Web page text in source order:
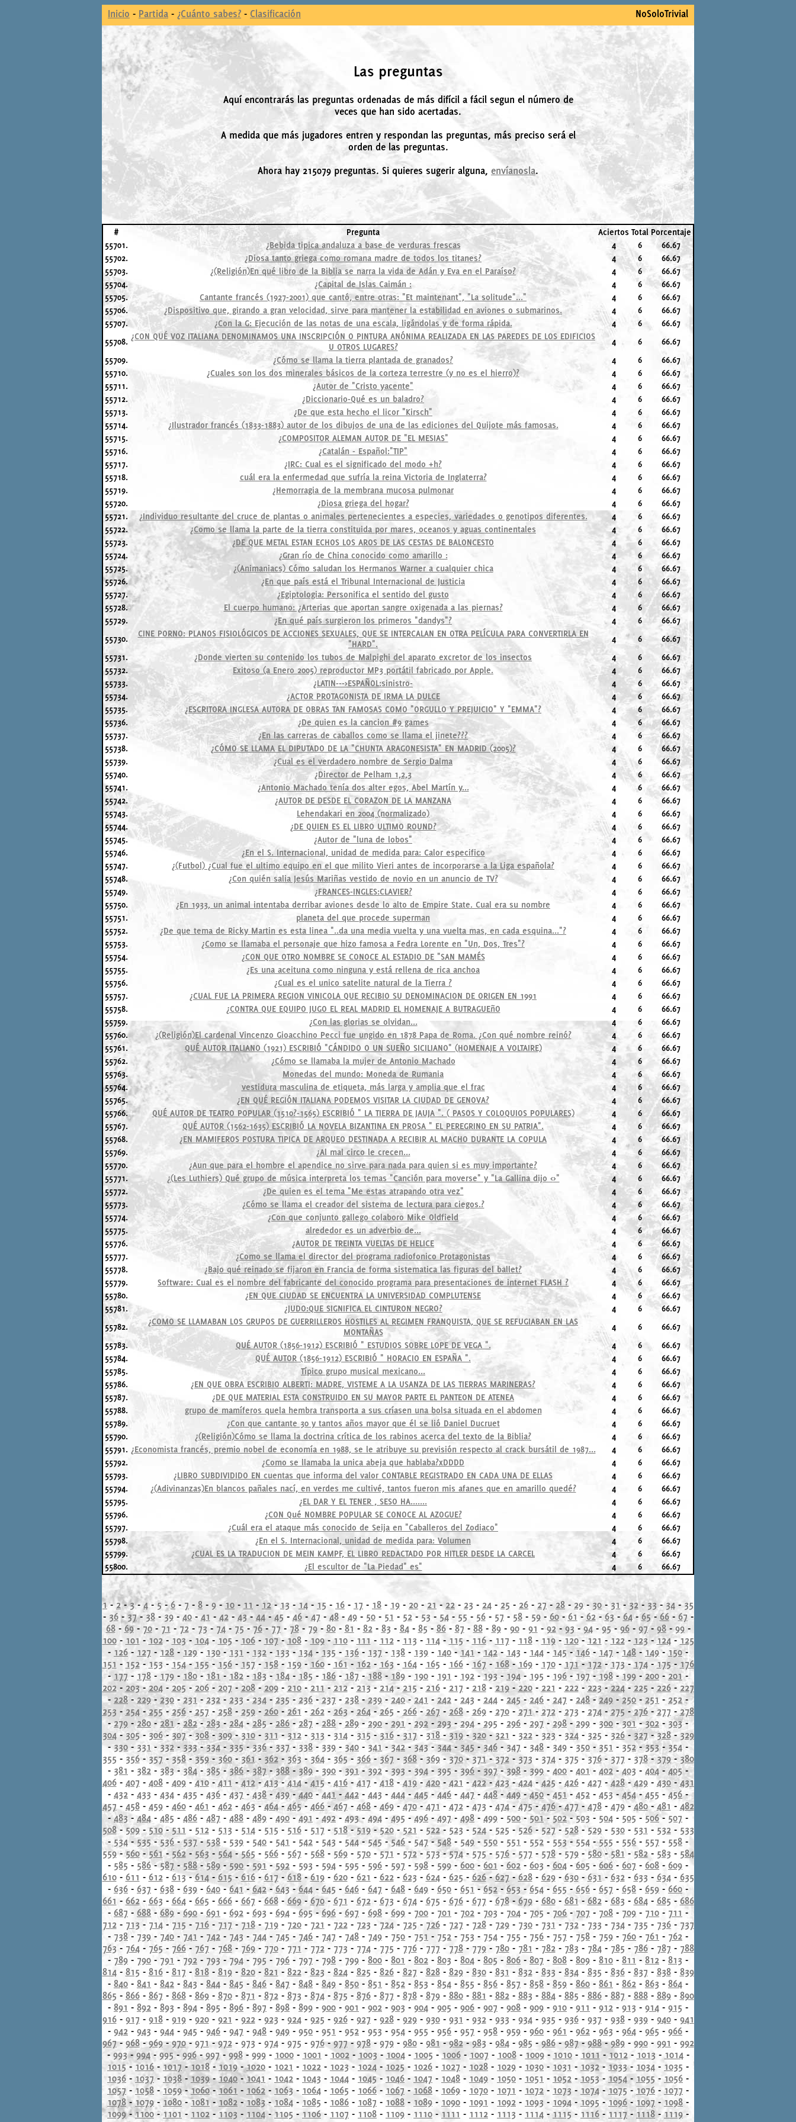
Inicio - Partida - ¿Cuánto sabes? - Clasificación NoSoloTrivial
Las preguntas
Aquí encontrarás las preguntas ordenadas de más difícil a fácil segun el número de
veces que han sido acertadas.
A medida que más jugadores entren y respondan las preguntas, más preciso será el
orden de las preguntas.
Ahora hay 215079 preguntas. Si quieres sugerir alguna, envíanosla.
# Pregunta Aciertos Total Porcentaje
55701.
¿Bebida tipica andaluza a base de verduras frescas 4 6
66.67
55702.
¿Diosa tanto griega como romana madre de todos los titanes? 4 6
66.67
55703.
¿(Religión)En qué libro de la Biblia se narra la vida de Adán y Eva en el Paraíso? 4 6
66.67
55704.
¿Capital de Islas Caimán : 4 6
66.67
55705.
Cantante francés (1927-2001) que cantó, entre otras: "Et maintenant", "La solitude"..." 4 6
66.67
55706.
¿Dispositivo que, girando a gran velocidad, sirve para mantener la estabilidad en aviones o submarinos. 4 6
66.67
55707.
¿Con la G: Ejecución de las notas de una escala, ligándolas y de forma rápida. 4 6
66.67
55708. ¿CON QUÉ VOZ ITALIANA DENOMINAMOS UNA INSCRIPCIÓN O PINTURA ANÓNIMA REALIZADA EN LAS PAREDES DE LOS EDIFICIOS
U OTROS LUGARES?
4 6
66.67
55709.
¿Cómo se llama la tierra plantada de granados? 4 6
66.67
55710.
¿Cuales son los dos minerales básicos de la corteza terrestre (y no es el hierro)? 4 6
66.67
55711.
¿Autor de "Cristo yacente" 4 6
66.67
55712.
¿Diccionario-Qué es un baladro? 4 6
66.67
55713.
¿De que esta hecho el licor "Kirsch" 4 6
66.67
55714.
¿Ilustrador francés (1833-1883) autor de los dibujos de una de las ediciones del Quijote más famosas. 4 6
66.67
55715.
¿COMPOSITOR ALEMAN AUTOR DE "EL MESIAS" 4 6
66.67
55716.
¿Catalán - Español:"TIP" 4 6
66.67
55717.
¿IRC: Cual es el significado del modo +h? 4 6
66.67
55718.
cuál era la enfermedad que sufría la reina Victoria de Inglaterra? 4 6
66.67
55719.
¿Hemorragia de la membrana mucosa pulmonar 4 6
66.67
55720.
¿Diosa griega del hogar? 4 6
66.67
55721.
¿Individuo resultante del cruce de plantas o animales pertenecientes a especies, variedades o genotipos diferentes. 4 6
66.67
55722.
¿Como se llama la parte de la tierra constituida por mares, oceanos y aguas continentales 4 6
66.67
55723.
¿DE QUE METAL ESTAN ECHOS LOS AROS DE LAS CESTAS DE BALONCESTO 4 6
66.67
55724.
¿Gran río de China conocido como amarillo : 4 6
66.67
55725.
¿(Animaniacs) Cómo saludan los Hermanos Warner a cualquier chica 4 6
66.67
55726.
¿En que país está el Tribunal Internacional de Justicia 4 6
66.67
55727.
¿Egiptologia: Personifica el sentido del gusto 4 6
66.67
55728.
El cuerpo humano: ¿Arterias que aportan sangre oxigenada a las piernas? 4 6
66.67
55729.
¿En qué país surgieron los primeros "dandys"? 4 6
66.67
55730.
CINE PORNO: PLANOS FISIOLÓGICOS DE ACCIONES SEXUALES, QUE SE INTERCALAN EN OTRA PELÍCULA PARA CONVERTIRLA EN
"HARD".
4 6
66.67
55731.
¿Donde vierten su contenido los tubos de Malpighi del aparato excretor de los insectos 4 6
66.67
55732.
Exitoso (a Enero 2005) reproductor MP3 portátil fabricado por Apple. 4 6
66.67
55733.
¿LATIN--->ESPAÑOL:sinistro- 4 6
66.67
55734.
¿ACTOR PROTAGONISTA DE IRMA LA DULCE 4 6
66.67
55735.
¿ESCRITORA INGLESA AUTORA DE OBRAS TAN FAMOSAS COMO "ORGULLO Y PREJUICIO" Y "EMMA"? 4 6
66.67
55736.
¿De quien es la cancion #9 games 4 6
66.67
55737.
¿En las carreras de caballos como se llama el jinete??? 4 6
66.67
55738.
¿CÓMO SE LLAMA EL DIPUTADO DE LA "CHUNTA ARAGONESISTA" EN MADRID (2005)? 4 6
66.67
55739.
¿Cual es el verdadero nombre de Sergio Dalma 4 6
66.67
55740.
¿Director de Pelham 1,2,3 4 6
66.67
55741.
¿Antonio Machado tenía dos alter egos, Abel Martín y... 4 6
66.67
55742.
¿AUTOR DE DESDE EL CORAZON DE LA MANZANA 4 6
66.67
55743.
Lehendakari en 2004 (normalizado) 4 6
66.67
55744.
¿DE QUIEN ES EL LIBRO ULTIMO ROUND? 4 6
66.67
55745.
¿Autor de "luna de lobos" 4 6
66.67
55746.
¿En el S. Internacional, unidad de medida para: Calor especifico 4 6
66.67
55747.
¿(Futbol) ¿Cual fue el ultimo equipo en el que milito Vieri antes de incorporarse a la Liga española? 4 6
66.67
55748.
¿Con quién salia Jesús Mariñas vestido de novio en un anuncio de TV? 4 6
66.67
55749.
¿FRANCES-INGLES:CLAVIER? 4 6
66.67
55750.
¿En 1933, un animal intentaba derribar aviones desde lo alto de Empire State. Cual era su nombre 4 6
66.67
55751.
planeta del que procede superman 4 6
66.67
55752.
¿De que tema de Ricky Martin es esta linea "..da una media vuelta y una vuelta mas, en cada esquina..."? 4 6
66.67
55753.
¿Como se llamaba el personaje que hizo famosa a Fedra Lorente en "Un, Dos, Tres"? 4 6
66.67
55754.
¿CON QUE OTRO NOMBRE SE CONOCE AL ESTADIO DE "SAN MAMÉS 4 6
66.67
55755.
¿Es una aceituna como ninguna y está rellena de rica anchoa 4 6
66.67
55756.
¿Cual es el unico satelite natural de la Tierra ? 4 6
66.67
55757.
¿CUAL FUE LA PRIMERA REGION VINICOLA QUE RECIBIO SU DENOMINACION DE ORIGEN EN 1991 4 6
66.67
55758.
¿CONTRA QUE EQUIPO JUGO EL REAL MADRID EL HOMENAJE A BUTRAGUEñO 4 6
66.67
55759.
¿Con las glorias se olvidan... 4 6
66.67
55760.
¿(Religión)El cardenal Vincenzo Gioacchino Pecci fue ungido en 1878 Papa de Roma. ¿Con qué nombre reinó? 4 6
66.67
55761.
QUÉ AUTOR ITALIANO (1921) ESCRIBIÓ "CÁNDIDO O UN SUEÑO SICILIANO" (HOMENAJE A VOLTAIRE) 4 6
66.67
55762.
¿Cómo se llamaba la mujer de Antonio Machado 4 6
66.67
55763.
Monedas del mundo: Moneda de Rumania 4 6
66.67
55764.
vestidura masculina de etiqueta, más larga y amplia que el frac 4 6
66.67
55765.
¿EN QUÉ REGIÓN ITALIANA PODEMOS VISITAR LA CIUDAD DE GENOVA? 4 6
66.67
55766.
QUÉ AUTOR DE TEATRO POPULAR (1510?-1565) ESCRIBIÓ " LA TIERRA DE JAUJA ". ( PASOS Y COLOQUIOS POPULARES) 4 6
66.67
55767.
QUÉ AUTOR (1562-1635) ESCRIBIÓ LA NOVELA BIZANTINA EN PROSA " EL PEREGRINO EN SU PATRIA". 4 6
66.67
55768.
¿EN MAMIFEROS POSTURA TIPICA DE ARQUEO DESTINADA A RECIBIR AL MACHO DURANTE LA COPULA 4 6
66.67
55769.
¿Al mal circo le crecen... 4 6
66.67
55770.
¿Aun que para el hombre el apendice no sirve para nada para quien si es muy importante? 4 6
66.67
55771.
¿(Les Luthiers) Qué grupo de música interpreta los temas "Canción para moverse" y "La Gallina dijo <>" 4 6
66.67
55772.
¿De quien es el tema "Me estas atrapando otra vez" 4 6
66.67
55773.
¿Cómo se llama el creador del sistema de lectura para ciegos.? 4 6
66.67
55774.
¿Con que conjunto gallego colaboro Mike Oldfield 4 6
66.67
55775.
alrededor es un adverbio de... 4 6
66.67
55776.
¿AUTOR DE TREINTA VUELTAS DE HELICE 4 6
66.67
55777.
¿Como se llama el director del programa radiofonico Protagonistas 4 6
66.67
55778.
¿Bajo qué reinado se fijaron en Francia de forma sistematica las figuras del ballet? 4 6
66.67
55779.
Software: Cual es el nombre del fabricante del conocido programa para presentaciones de internet FLASH ? 4 6
66.67
55780.
¿EN QUE CIUDAD SE ENCUENTRA LA UNIVERSIDAD COMPLUTENSE 4 6
66.67
55781.
¿JUDO:QUE SIGNIFICA EL CINTURON NEGRO? 4 6
66.67
55782.
¿COMO SE LLAMABAN LOS GRUPOS DE GUERRILLEROS HOSTILES AL REGIMEN FRANQUISTA, QUE SE REFUGIABAN EN LAS
MONTAÑAS
4 6
66.67
55783.
QUÉ AUTOR (1856-1912) ESCRIBIÓ " ESTUDIOS SOBRE LOPE DE VEGA ". 4 6
66.67
55784.
QUÉ AUTOR (1856-1912) ESCRIBIÓ " HORACIO EN ESPAÑA ". 4 6
66.67
55785.
Típico grupo musical mexicano... 4 6
66.67
55786.
¿EN QUE OBRA ESCRIBIO ALBERTI: MADRE, VISTEME A LA USANZA DE LAS TIERRAS MARINERAS? 4 6
66.67
55787.
¿DE QUE MATERIAL ESTA CONSTRUIDO EN SU MAYOR PARTE EL PANTEON DE ATENEA 4 6
66.67
55788.
grupo de mamíferos quela hembra transporta a sus críasen una bolsa situada en el abdomen 4 6
66.67
55789.
¿Con que cantante 30 y tantos años mayor que él se lió Daniel Ducruet 4 6
66.67
55790.
¿(Religión)Cómo se llama la doctrina crítica de los rabinos acerca del texto de la Biblia? 4 6
66.67
55791. ¿Economista francés, premio nobel de economía en 1988, se le atribuye su previsión respecto al crack bursátil de 1987... 4 6
66.67
55792.
¿Como se llamaba la unica abeja que hablaba?xDDDD 4 6
66.67
55793.
¿LIBRO SUBDIVIDIDO EN cuentas que informa del valor CONTABLE REGISTRADO EN CADA UNA DE ELLAS 4 6
66.67
55794.
¿(Adivinanzas)En blancos pañales nací, en verdes me cultivé, tantos fueron mis afanes que en amarillo quedé? 4 6
66.67
55795.
¿EL DAR Y EL TENER , SESO HA....... 4 6
66.67
55796.
¿CON Qué NOMBRE POPULAR SE CONOCE AL AZOGUE? 4 6
66.67
55797.
¿Cuál era el ataque más conocido de Seija en "Caballeros del Zodiaco" 4 6
66.67
55798.
¿En el S. Internacional, unidad de medida para: Volumen 4 6
66.67
55799.
¿CUAL ES LA TRADUCION DE MEIN KAMPF, EL LIBRO REDACTADO POR HITLER DESDE LA CARCEL 4 6
66.67
55800.
¿El escultor de "La Piedad" es" 4 6 66.67
1 - 2-3- 4-5-6 - 7 - 8 - 9 -10 - 11 - 12 - 13 - 14 - 15 - 16 - 17 - 18 - 19 - 20 - 21 - 22 - 23 - 24 - 25 - 26 - 27 - 28 - 29 - 30 - 31 - 32 - 33 -34 - 35
- 36- 37-38-39- 40- 41 - 42- 43- 44- 45 - 46- 47 - 48- 49- 50- 51 - 52- 53 - 54- 55 - 56- 57 - 58- 59- 60- 61 - 62- 63 - 64-65-66- 67 -
68- 69- 70- 71 - 72- 73- 74- 75-76-77 - 78- 79- 80- 81 - 82- 83 - 84- 85 - 86- 87 - 88- 89- 90- 91 -92- 93 - 94- 95 -96- 97-98- 99-
100- 101- 102- 103- 104- 105- 106- 107-108- 109-110- 111 - 112- 113 - 114- 115 - 116- 117 - 118- 119- 120- 121 - 122- 123- 124-125
- 126 - 127 - 128 - 129 - 130 -131 - 132 -133- 134 - 135 - 136 - 137 - 138 - 139 - 140 - 141 - 142 - 143 - 144 - 145-146 - 147 - 148 - 149-150-
151 - 152- 153 - 154- 155 - 156- 157 - 158- 159- 160- 161- 162- 163 - 164- 165 - 166- 167 - 168- 169- 170- 171-172- 173- 174- 175 - 176
- 177 - 178 - 179 - 180 - 181 - 182 - 183 - 184 - 185 - 186 - 187 -188 - 189 - 190 - 191 - 192 -193 - 194 - 195 - 196 -197 -198- 199 - 200 - 201-
202 - 203-204- 205 - 206- 207 - 208- 209-210- 211 - 212- 213 - 214- 215 - 216- 217 - 218- 219-220- 221 - 222- 223-224- 225 - 226- 227
- 228- 229- 230- 231 - 232 - 233 -234 -235 - 236 - 237 - 238 -239 - 240- 241 - 242 - 243 - 244 - 245- 246 - 247 - 248 -249 -250 - 251 - 252 -
253 - 254-255- 256- 257 - 258- 259- 260- 261 - 262- 263 - 264- 265 - 266- 267 - 268- 269- 270- 271- 272- 273 - 274- 275 - 276-277 - 278
-279 -280 - 281 - 282-283 - 284 - 285- 286- 287 - 288 - 289 - 290 - 291 - 292 - 293 - 294 - 295 - 296 - 297 - 298 -299 - 300 -301-302 - 303-
304- 305 - 306-307-308- 309- 310- 311 - 312- 313 - 314- 315 - 316-317- 318- 319-320- 321 - 322- 323 - 324- 325 - 326- 327-328- 329
- 330 - 331 -332- 333-334- 335-336- 337- 338 - 339 - 340 - 341 - 342 - 343-344- 345 - 346 - 347 - 348 - 349 - 350 - 351 - 352-353- 354 -
355 - 356-357 -358-359-360-361- 362- 363- 364- 365 - 366- 367 - 368- 369-370-371-372- 373 - 374- 375 - 376- 377 - 378- 379- 380
- 381 - 382 - 383- 384 - 385-386-387 -388- 389 - 390 - 391 -392 - 393 - 394 - 395 -396- 397-398- 399 - 400 - 401 - 402 -403 - 404 - 405 -
406- 407 - 408- 409- 410-411- 412-413-414- 415- 416- 417 - 418- 419- 420- 421 -422-423-424- 425 - 426- 427 - 428-429- 430-431
- 432 - 433 - 434 - 435 - 436 - 437 -438 -439-440 -441- 442 - 443 - 444 -445 - 446 - 447 - 448- 449-450-451 - 452 - 453 - 454-455 - 456 -
457 - 458- 459- 460- 461 - 462- 463 -464-465 - 466-467 - 468- 469-470- 471 - 472- 473 - 474-475-476-477- 478- 479-480- 481 - 482
-483 - 484 - 485 - 486 - 487 - 488 - 489 - 490- 491 - 492 - 493- 494 - 495 - 496 - 497 - 498 - 499 - 500 -501- 502- 503 - 504 - 505 - 506- 507 -
508- 509- 510-511 - 512- 513 - 514- 515 - 516- 517 - 518-519-520- 521 - 522- 523 - 524- 525 - 526- 527- 528- 529- 530- 531 - 532- 533
- 534 -535- 536-537-538 - 539 - 540 - 541 - 542 - 543 - 544- 545 -546 - 547 -548 - 549 - 550 - 551 - 552 - 553- 554 -555 - 556 - 557 - 558 -
559-560- 561 - 562- 563- 564-565 - 566- 567 - 568- 569- 570- 571 - 572-573-574- 575 - 576- 577 - 578- 579- 580-581 - 582- 583 - 584
- 585 - 586-587 - 588-589 - 590-591 -592 - 593 - 594 - 595 - 596 - 597 - 598 - 599 - 600 - 601 - 602 - 603 - 604 - 605 - 606 - 607 - 608 - 609 -
610- 611 - 612- 613-614- 615- 616- 617- 618- 619- 620- 621 - 622- 623 - 624- 625- 626-627 - 628- 629- 630- 631- 632- 633 - 634- 635
- 636 - 637 - 638 - 639 - 640-641 - 642-643-644 - 645 - 646 - 647 - 648 - 649 - 650 - 651 -652 -653 -654 - 655 - 656 - 657 - 658 - 659 - 660 -
661 - 662- 663 - 664- 665 - 666- 667 - 668- 669- 670- 671 - 672- 673 - 674- 675 - 676- 677 - 678- 679- 680- 681 - 682- 683 - 684- 685 - 686
- 687 - 688 - 689 - 690 - 691 - 692 - 693 - 694 - 695 - 696 - 697 - 698 - 699 - 700 - 701 - 702 - 703 - 704 - 705 - 706 -707 - 708 - 709 - 710 - 711 -
712- 713 - 714- 715 - 716- 717 - 718- 719- 720- 721 - 722- 723 - 724- 725 - 726- 727 - 728- 729- 730- 731 - 732- 733 - 734- 735 - 736- 737
- 738 - 739 - 740 - 741 - 742 - 743 - 744 - 745 - 746 - 747 - 748 - 749 - 750 - 751 - 752 - 753 - 754 - 755 - 756 - 757 - 758 - 759 - 760 - 761 - 762 -
763 - 764- 765 - 766- 767 - 768- 769- 770- 771 - 772- 773 - 774- 775 - 776- 777 - 778- 779- 780- 781 - 782- 783 - 784- 785 - 786- 787 - 788
- 789 - 790 - 791 - 792 - 793 - 794 - 795 - 796 - 797 - 798 - 799 - 800 - 801 - 802 - 803 - 804 - 805 - 806 - 807 - 808 - 809 - 810 - 811 - 812 - 813 -
814- 815 - 816- 817 - 818- 819- 820- 821 - 822- 823 - 824- 825 - 826- 827 - 828- 829- 830- 831 - 832- 833 - 834- 835 - 836- 837 - 838- 839
- 840 - 841 - 842 - 843 - 844 - 845 - 846 - 847 - 848 - 849 - 850 - 851 - 852 - 853 - 854 - 855 - 856 - 857 - 858 - 859 - 860 - 861 - 862 - 863 - 864 -
865 - 866- 867 - 868- 869- 870- 871 - 872- 873 - 874- 875 - 876- 877 - 878- 879- 880- 881 - 882- 883 - 884- 885 - 886- 887 - 888- 889- 890
- 891 - 892 - 893 - 894 - 895 - 896 - 897 - 898 - 899 - 900 - 901 - 902 - 903 - 904 - 905 - 906 - 907 - 908 - 909 - 910 - 911 - 912 - 913 - 914 - 915 -
916- 917 - 918- 919- 920- 921 - 922- 923 - 924- 925 - 926- 927 - 928- 929- 930- 931 - 932- 933 - 934- 935 - 936- 937 - 938- 939- 940- 941
- 942 - 943 - 944 - 945 - 946 - 947 - 948 - 949 - 950 - 951 - 952 - 953 - 954 - 955 - 956 - 957 - 958 - 959 - 960 - 961 - 962 - 963 - 964 - 965 - 966 -
967- 968-969-970- 971-972- 973 - 974- 975 - 976-977- 978- 979- 980- 981-982-983 - 984- 985 -986-987-988-989- 990- 991 - 992
- 993- 994- 995- 996- 997 - 998- 999- 1000- 1001 - 1002- 1003 - 1004- 1005 - 1006- 1007 - 1008- 1009- 1010- 1011 -1012- 1013- 1014-
1015-1016 - 1017 -1018- 1019 -1020 - 1021 - 1022 - 1023 - 1024 - 1025 - 1026 - 1027 - 1028 - 1029 - 1030 - 1031 - 1032 -1033- 1034 - 1035 -
1036 - 1037 - 1038 -1039- 1040-1041 - 1042 - 1043 - 1044 - 1045 - 1046 - 1047 - 1048 - 1049 - 1050 - 1051 - 1052 - 1053- 1054 - 1055 - 1056 -
1057 -1058 - 1059-1060-1061 - 1062 - 1063 - 1064 - 1065 - 1066 - 1067 - 1068 - 1069 - 1070 - 1071 - 1072 - 1073 - 1074 - 1075 - 1076 - 1077 -
1078 - 1079 -1080 -1081 - 1082 -1083 - 1084 - 1085 - 1086 - 1087 - 1088 - 1089 - 1090 - 1091 - 1092 - 1093 - 1094 - 1095 -1096 - 1097 - 1098 -
1099-1100 -1101 - 1102 - 1103 - 1104- 1105 - 1106 - 1107 - 1108 - 1109 - 1110 - 1111 - 1112 - 1113 - 1114 - 1115 - 1116 - 1117 - 1118 -1119 -